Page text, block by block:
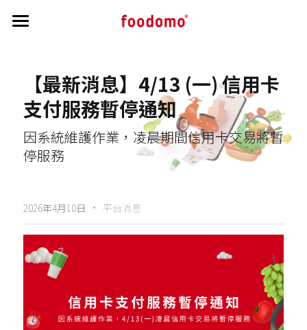
教學指南
開通流程
接單操作教學
菜單審核
主視覺照說明
營業狀態與公休調整
行銷秘訣
帳務相關
帳務相關資訊
負責人 / 財務資訊修改
公告區
商家洗錢防制驗證
實質受益人資訊
個人資料保護條文
【最新消息】4/13 (一) 信用卡
支付服務暫停通知
因系統維護作業，凌晨期間信用卡交易將暫
停服務
2026年4月10日 · 平台消息